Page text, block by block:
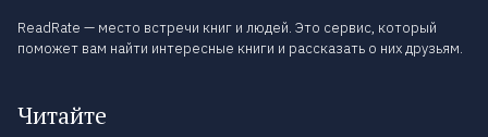
ReadRate — место встречи книг и людей. Это сервис, который
поможет вам найти интересные книги и рассказать о них друзьям.
Читайте